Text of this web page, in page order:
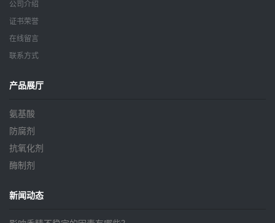
公司介绍
证书荣誉
在线留言
联系方式
产品展厅
氨基酸
防腐剂
抗氧化剂
酶制剂
新闻动态